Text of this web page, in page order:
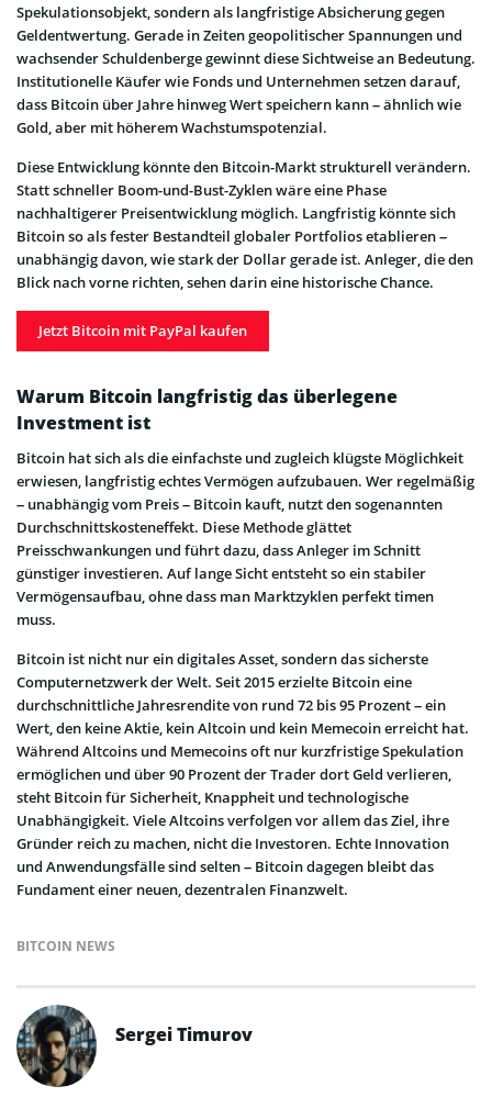
Spekulationsobjekt, sondern als langfristige Absicherung gegen
Geldentwertung. Gerade in Zeiten geopolitischer Spannungen und
wachsender Schuldenberge gewinnt diese Sichtweise an Bedeutung.
Institutionelle Käufer wie Fonds und Unternehmen setzen darauf,
dass Bitcoin über Jahre hinweg Wert speichern kann – ähnlich wie
Gold, aber mit höherem Wachstumspotenzial.
Diese Entwicklung könnte den Bitcoin-Markt strukturell verändern.
Statt schneller Boom-und-Bust-Zyklen wäre eine Phase
nachhaltigerer Preisentwicklung möglich. Langfristig könnte sich
Bitcoin so als fester Bestandteil globaler Portfolios etablieren –
unabhängig davon, wie stark der Dollar gerade ist. Anleger, die den
Blick nach vorne richten, sehen darin eine historische Chance.
Jetzt Bitcoin mit PayPal kaufen
Warum Bitcoin langfristig das überlegene
Investment ist
Bitcoin hat sich als die einfachste und zugleich klügste Möglichkeit
erwiesen, langfristig echtes Vermögen aufzubauen. Wer regelmäßig
– unabhängig vom Preis – Bitcoin kauft, nutzt den sogenannten
Durchschnittskosteneffekt. Diese Methode glättet
Preisschwankungen und führt dazu, dass Anleger im Schnitt
günstiger investieren. Auf lange Sicht entsteht so ein stabiler
Vermögensaufbau, ohne dass man Marktzyklen perfekt timen
muss.
Bitcoin ist nicht nur ein digitales Asset, sondern das sicherste
Computernetzwerk der Welt. Seit 2015 erzielte Bitcoin eine
durchschnittliche Jahresrendite von rund 72 bis 95 Prozent – ein
Wert, den keine Aktie, kein Altcoin und kein Memecoin erreicht hat.
Während Altcoins und Memecoins oft nur kurzfristige Spekulation
ermöglichen und über 90 Prozent der Trader dort Geld verlieren,
steht Bitcoin für Sicherheit, Knappheit und technologische
Unabhängigkeit. Viele Altcoins verfolgen vor allem das Ziel, ihre
Gründer reich zu machen, nicht die Investoren. Echte Innovation
und Anwendungsfälle sind selten – Bitcoin dagegen bleibt das
Fundament einer neuen, dezentralen Finanzwelt.
BITCOIN NEWS
Sergei Timurov